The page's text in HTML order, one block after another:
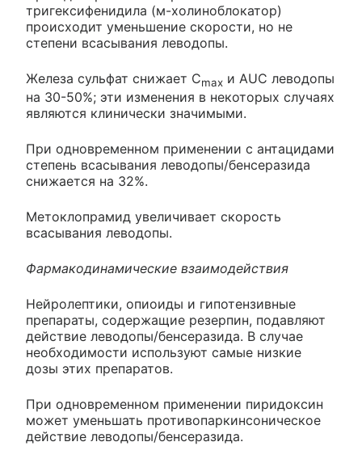
тригексифенидила (м-холиноблокатор)
происходит уменьшение скорости, но не
степени всасывания леводопы.
Железа сульфат снижает Cmax и AUC леводопы
на 30-50%; эти изменения в некоторых случаях
являются клинически значимыми.
При одновременном применении с антацидами
степень всасывания леводопы/бенсеразида
снижается на 32%.
Метоклопрамид увеличивает скорость
всасывания леводопы.
Фармакодинамические взаимодействия
Нейролептики, опиоиды и гипотензивные
препараты, содержащие резерпин, подавляют
действие леводопы/бенсеразида. В случае
необходимости используют самые низкие
дозы этих препаратов.
При одновременном применении пиридоксин
может уменьшать противопаркинсоническое
действие леводопы/бенсеразида.